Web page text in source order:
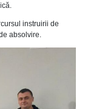
instruirii de
absolvire.